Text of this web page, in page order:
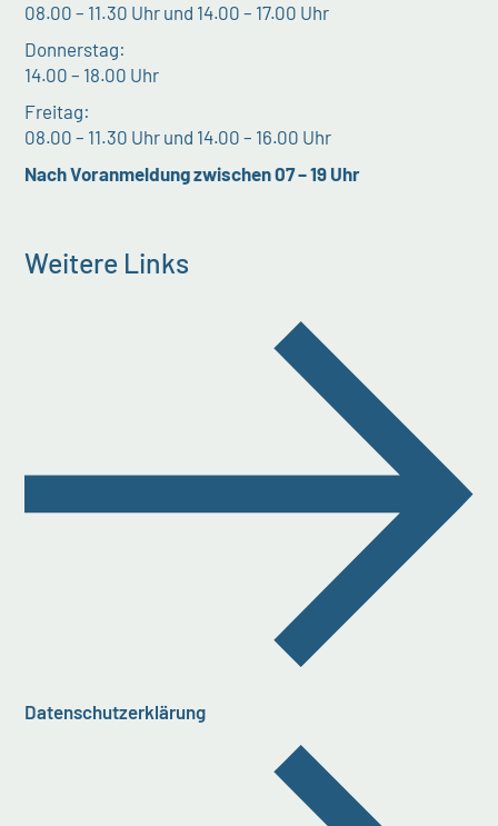
08.00 – 11.30 Uhr und 14.00 – 17.00 Uhr
Donnerstag:
14.00 – 18.00 Uhr
Freitag:
08.00 – 11.30 Uhr und 14.00 – 16.00 Uhr
Nach Voranmeldung zwischen 07 – 19 Uhr
Weitere Links
Datenschutzerklärung